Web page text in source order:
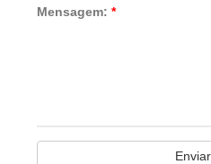
Mensagem:*
Enviar